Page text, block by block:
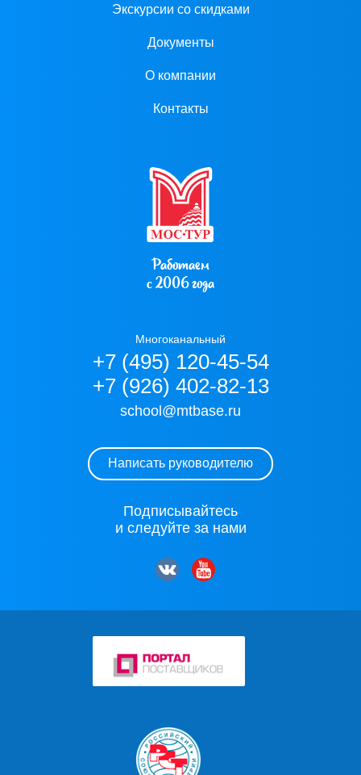
Экскурсии со скидками
Документы
О компании
Контакты
Работаем
с 2006 года
Многоканальный
+7 (495) 120-45-54
+7 (926) 402-82-13
school@mtbase.ru
Написать руководителю
Подписывайтесь
и следуйте за нами